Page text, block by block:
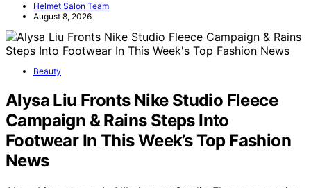
Helmet Salon Team
August 8, 2026
Beauty
Alysa Liu Fronts Nike Studio Fleece
Campaign & Rains Steps Into
Footwear In This Week’s Top Fashion
News